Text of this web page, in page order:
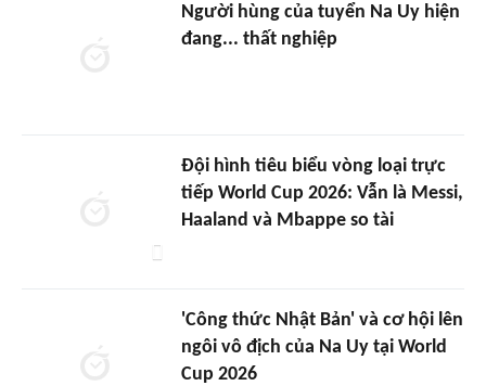
Người hùng của tuyển Na Uy hiện
đang... thất nghiệp
Đội hình tiêu biểu vòng loại trực
tiếp World Cup 2026: Vẫn là Messi,
Haaland và Mbappe so tài
'Công thức Nhật Bản' và cơ hội lên
ngôi vô địch của Na Uy tại World
Cup 2026